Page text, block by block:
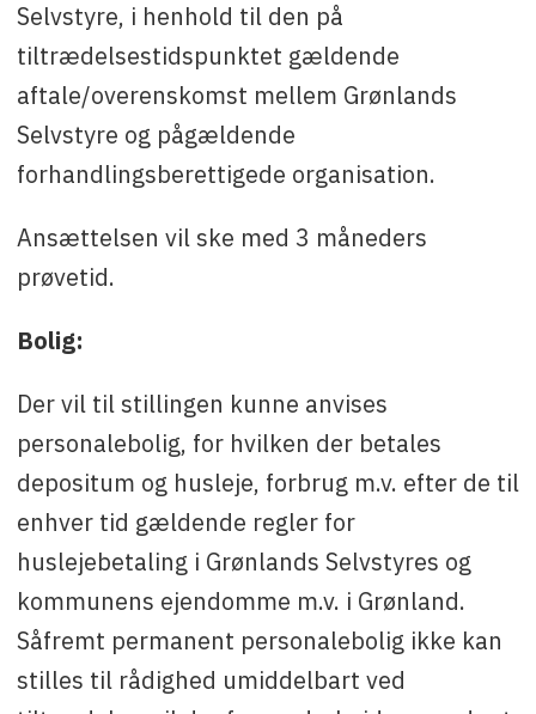
Selvstyre, i henhold til den på
tiltrædelsestidspunktet gældende
aftale/overenskomst mellem Grønlands
Selvstyre og pågældende
forhandlingsberettigede organisation.
Ansættelsen vil ske med 3 måneders
prøvetid.
Bolig:
Der vil til stillingen kunne anvises
personalebolig, for hvilken der betales
depositum og husleje, forbrug m.v. efter de til
enhver tid gældende regler for
huslejebetaling i Grønlands Selvstyres og
kommunens ejendomme m.v. i Grønland.
Såfremt permanent personalebolig ikke kan
stilles til rådighed umiddelbart ved